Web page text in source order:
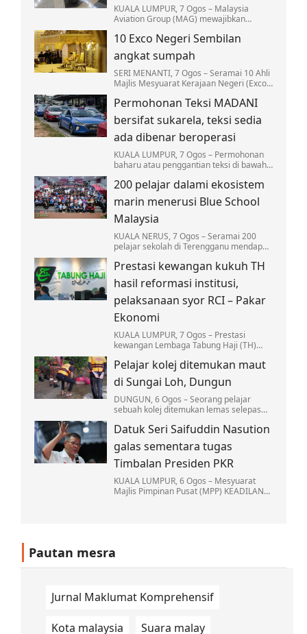
KUALA LUMPUR, 7 Ogos – Malaysia
Aviation Group (MAG) mewajibkan
juruterbang di bawah syarikat
penerbangannya bagi memperkukuh…
10 Exco Negeri Sembilan
angkat sumpah
SERI MENANTI, 7 Ogos – Seramai 10 Ahli
Majlis Mesyuarat Kerajaan Negeri (Exco)
jawatan hari ini bagi melengkapkan
barisan…
Permohonan Teksi MADANI
bersifat sukarela, teksi sedia
ada dibenar beroperasi
KUALA LUMPUR, 7 Ogos – Permohonan
baharu atau penggantian teksi di bawah
Nasional adalah bersifat sukarela dan
terhad kepada…
200 pelajar dalami ekosistem
marin menerusi Blue School
Malaysia
KUALA NERUS, 7 Ogos – Seramai 200
pelajar sekolah di Terengganu mendapat
ekosistem marin…
Prestasi kewangan kukuh TH
hasil reformasi institusi,
pelaksanaan syor RCI – Pakar
Ekonomi
KUALA LUMPUR, 7 Ogos – Prestasi
kewangan Lembaga Tabung Haji (TH)
daripada reformasi institusi berkenaan
yang telah…
Pelajar kolej ditemukan maut
di Sungai Loh, Dungun
DUNGUN, 6 Ogos – Seorang pelajar
sebuah kolej ditemukan lemas selepas
Sungai Loh, Kampung Jongok Batu, Hulu
Dungun…
Datuk Seri Saifuddin Nasution
galas sementara tugas
Timbalan Presiden PKR
KUALA LUMPUR, 6 Ogos – Mesyuarat
Majlis Pimpinan Pusat (MPP) KEADILAN
Pautan mesra
Jurnal Maklumat Komprehensif
Kota malaysia Suara malay